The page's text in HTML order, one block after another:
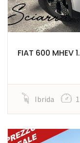
FIAT 600 MHEV
Ibrida